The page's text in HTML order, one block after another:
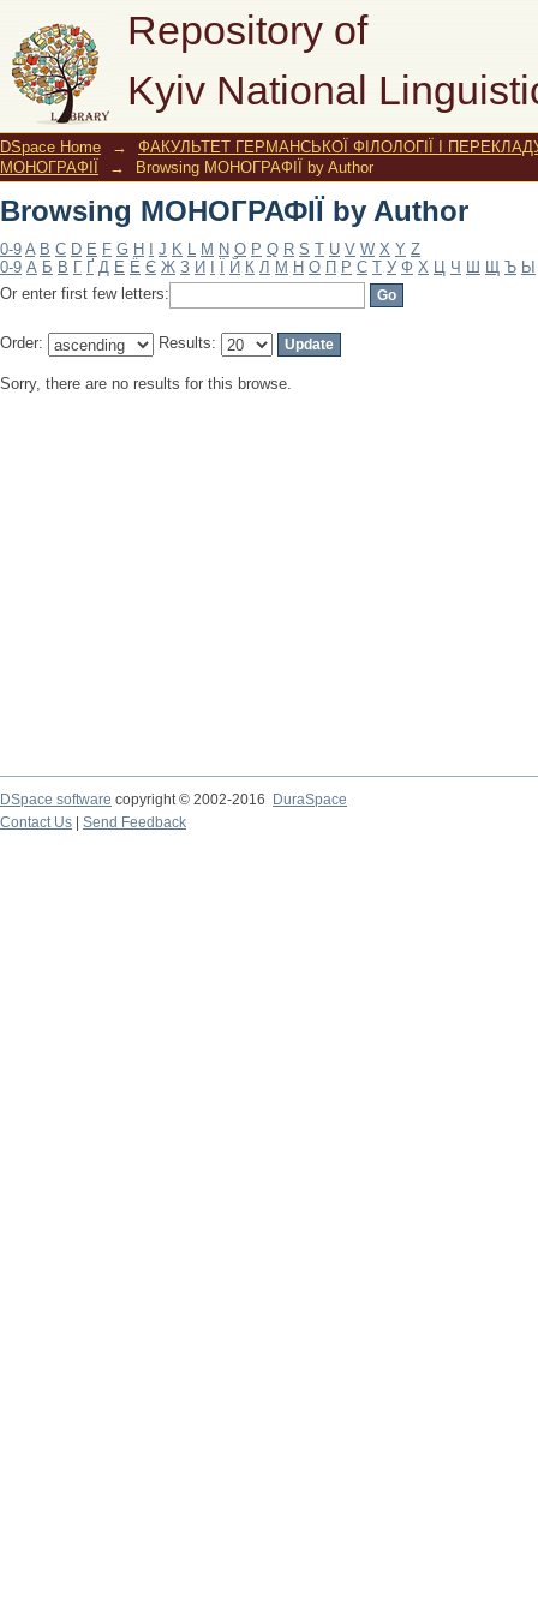
Repository of
Kyiv National
Browsing МОНОГРАФІЇ by Author
DSpace Home →
ФАКУЛЬТЕТ ГЕРМАНСЬКОЇ ФІЛОЛОГІЇ І
МОНОГРАФІЇ
→ Browsing МОНОГРАФІЇ by Author
Browsing МОНОГРАФІЇ by Author
0-9 A B C D E F G H J K L M N O P Q R S T U V W X Y Z
0-9 А Б В Г Ґ Д Е Ё Є Ж З И Й К Л М Н О П Р С Т У Ф Х Ц Ч Ш Щ Ъ Ы
Or enter first few letters:
Order: Results:
Sorry, there are no results for this browse.
DSpace software copyright © 2002-2016
DuraSpace
Contact Us
Send Feedback